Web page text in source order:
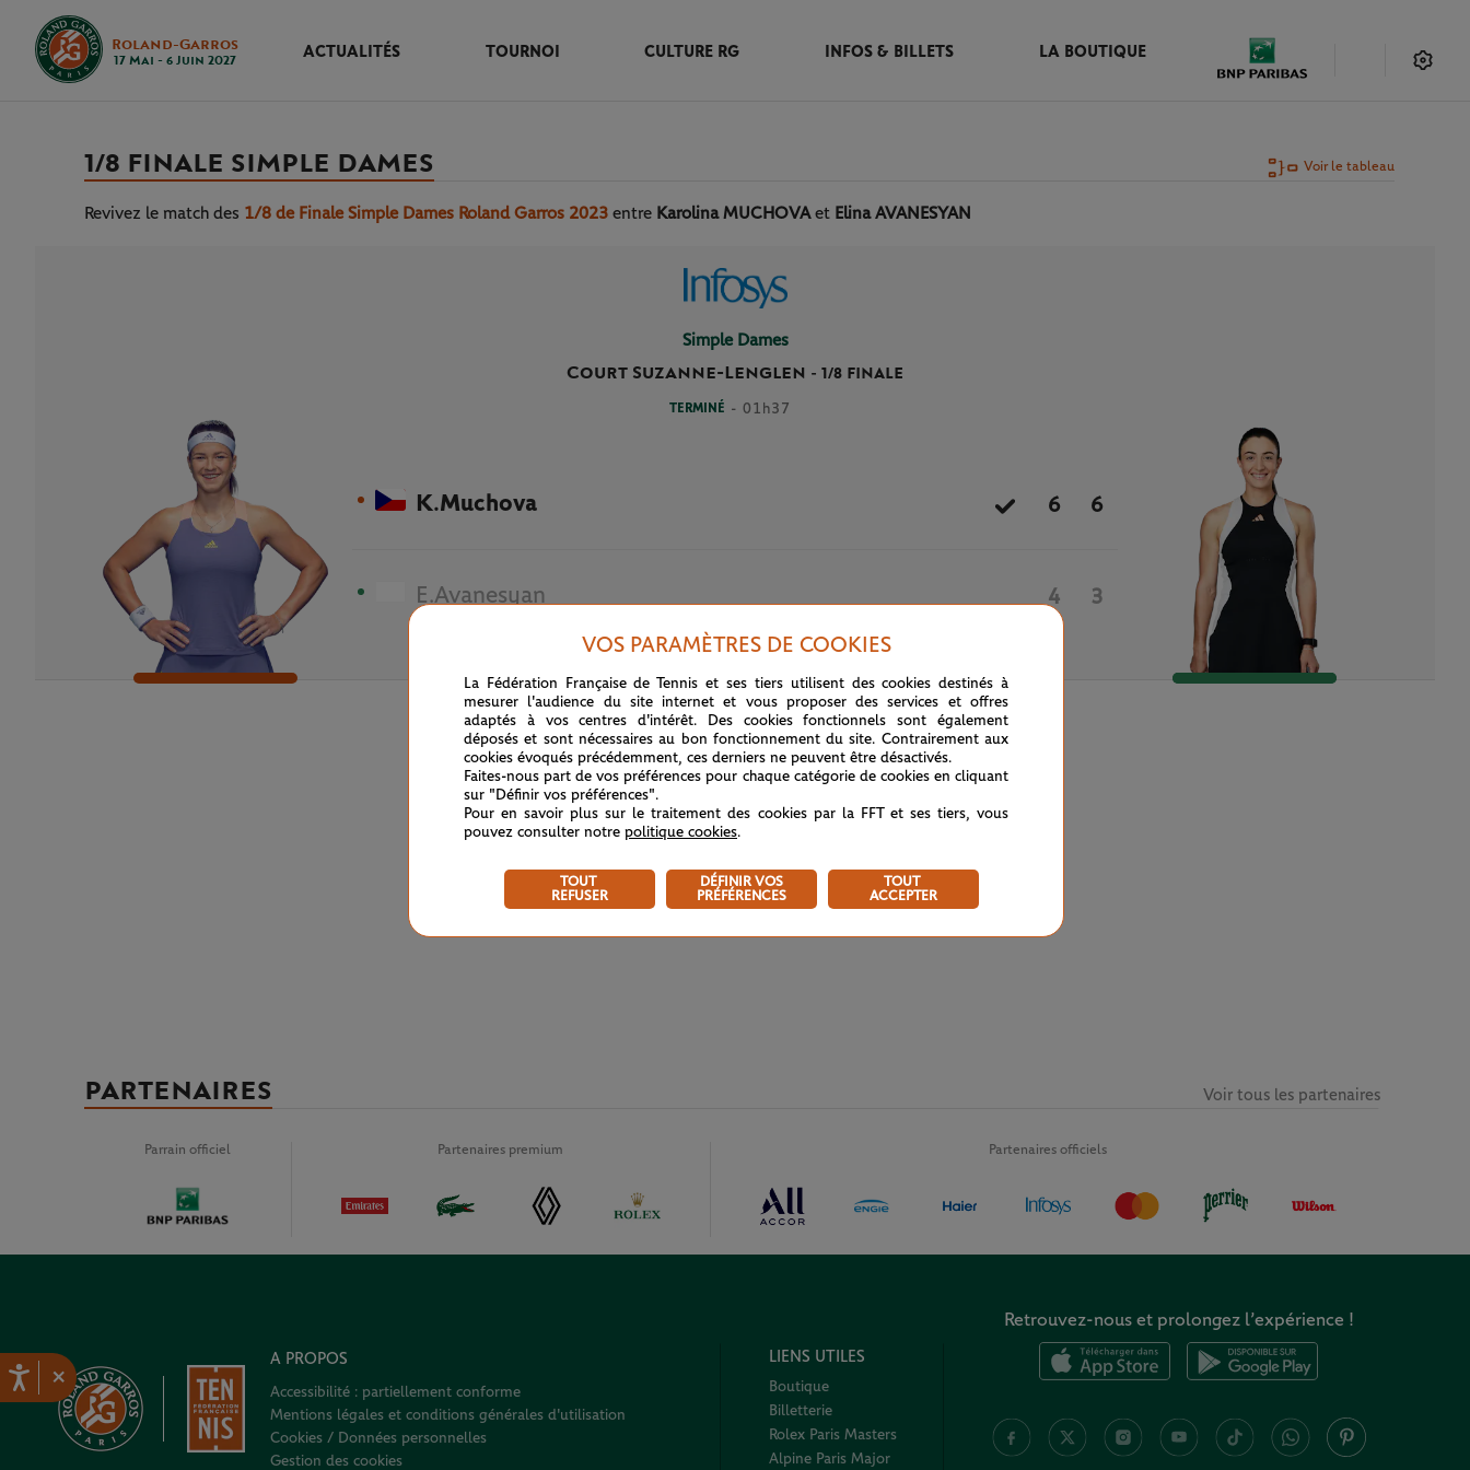
×
Roland-Garros
17 Mai - 6 Juin 2027
ACTUALITÉS TOURNOI CULTURE RG INFOS & BILLETS LA BOUTIQUE
1/8 FINALE SIMPLE DAMES Voir le tableau
Revivez le match des 1/8 de Finale Simple Dames Roland Garros 2023 entre Karolina MUCHOVA et Elina AVANESYAN
Simple Dames
Court Suzanne-Lenglen - 1/8 FINALE
TERMINÉ - 01h37
K.Muchova 6 6
E.Avanesyan 4 3
4 JUIN 2023
PARTENAIRES
Parrain officiel Partenaires premium Partenaires officiels
Voir tous les partenaires
A PROPOS
Accessibilité : partiellement conforme
Mentions légales et conditions générales d'utilisation
Cookies / Données personnelles
Gestion des cookies
LIENS UTILES
Boutique
Billetterie
Rolex Paris Masters
Alpine Paris Major
Retrouvez-nous et prolongez l’expérience !
VOS PARAMÈTRES DE COOKIES
La Fédération Française de Tennis et ses tiers utilisent des cookies destinés à
mesurer l'audience du site internet et vous proposer des services et offres
adaptés à vos centres d'intérêt. Des cookies fonctionnels sont également
déposés et sont nécessaires au bon fonctionnement du site. Contrairement aux
cookies évoqués précédemment, ces derniers ne peuvent être désactivés.
Faites-nous part de vos préférences pour chaque catégorie de cookies en cliquant
sur "Définir vos préférences".
Pour en savoir plus sur le traitement des cookies par la FFT et ses tiers, vous
pouvez consulter notre politique cookies.
TOUT
REFUSER
DÉFINIR VOS
PRÉFÉRENCES
TOUT
ACCEPTER